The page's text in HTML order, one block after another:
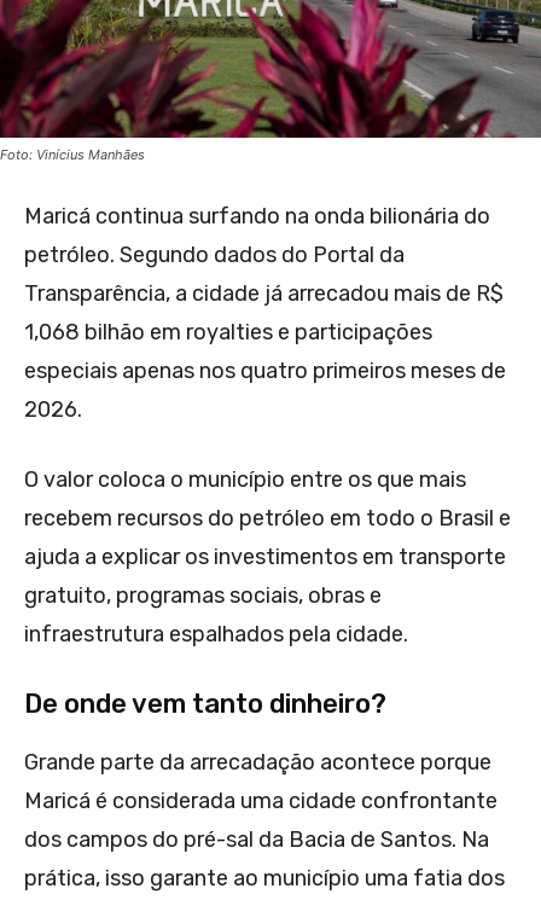
Foto: Vinícius Manhães
Maricá continua surfando na onda bilionária do
petróleo. Segundo dados do Portal da
Transparência, a cidade já arrecadou mais de R$
1,068 bilhão em royalties e participações
especiais apenas nos quatro primeiros meses de
2026.
O valor coloca o município entre os que mais
recebem recursos do petróleo em todo o Brasil e
ajuda a explicar os investimentos em transporte
gratuito, programas sociais, obras e
infraestrutura espalhados pela cidade.
De onde vem tanto dinheiro?
Grande parte da arrecadação acontece porque
Maricá é considerada uma cidade confrontante
dos campos do pré-sal da Bacia de Santos. Na
prática, isso garante ao município uma fatia dos